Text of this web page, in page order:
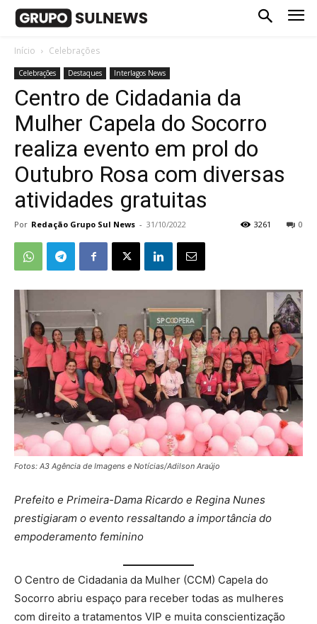
Início Celebrações
Celebrações Destaques Interlagos News
Centro de Cidadania da
Mulher Capela do Socorro
realiza evento em prol do
Outubro Rosa com diversas
atividades gratuitas
Por Redação Grupo Sul News - 31/10/2022 0
3261
Fotos: A3 Agência de Imagens e Notícias/Adilson Araújo
Prefeito e Primeira-Dama Ricardo e Regina Nunes
prestigiaram o evento ressaltando a importância do
empoderamento feminino
O Centro de Cidadania da Mulher (CCM) Capela do
Socorro abriu espaço para receber todas as mulheres
com direito a tratamentos VIP e muita conscientização